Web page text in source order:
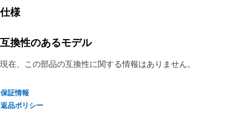
仕様
互換性のあるモデル
現在、この部品の互換性に関する情報はありません。
保証情報
返品ポリシー